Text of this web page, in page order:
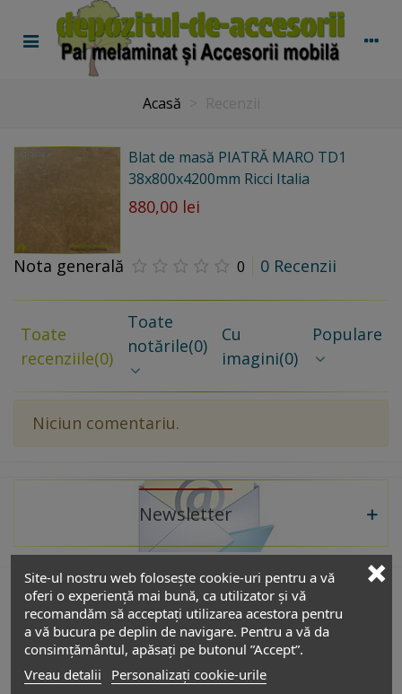
Acasă
Blat de masă PIATRĂ MARO TD1
38x800x4200mm Ricci Italia
880,00 lei
Nota generală 0 0 Recenzii
Toate
recenziile(0)
Toate
notările(0)
Cu
imagini(0)
Populare
Niciun comentariu.
Site-ul nostru web folosește cookie-uri pentru a vă
oferi o experiență mai bună, ca utilizator și vă
recomandăm să acceptați utilizarea acestora pentru
a vă bucura pe deplin de navigare. Pentru a vă da
consimțământul, apăsați pe butonul ”Accept”.
Vreau detalii
Personalizați cookie-urile
Newsletter
De interes